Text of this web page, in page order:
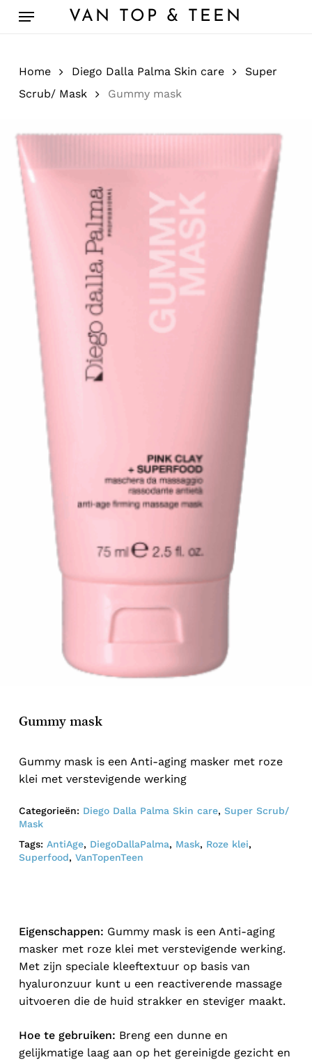
VAN TOP & TEEN
Menu
Home Diego Dalla Palma Skin care
Super
Scrub/ Mask
Gummy mask
Gummy mask
Gummy mask is een Anti-aging masker met roze
klei met verstevigende werking
Categorieën: Diego Dalla Palma Skin care, Super Scrub/
Mask
Tags: AntiAge, DiegoDallaPalma, Mask, Roze klei,
Superfood, VanTopenTeen
Eigenschappen: Gummy mask is een Anti-aging
masker met roze klei met verstevigende werking.
Met zijn speciale kleeftextuur op basis van
hyaluronzuur kunt u een reactiverende massage
uitvoeren die de huid strakker en steviger maakt.
Hoe te gebruiken: Breng een dunne en
gelijkmatige laag aan op het gereinigde gezicht en